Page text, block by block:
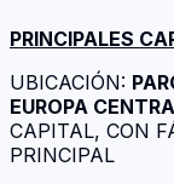
PRINCIPALES
UBICACIÓN:
EUROPA
CAPITAL, CON
PRINCIPAL